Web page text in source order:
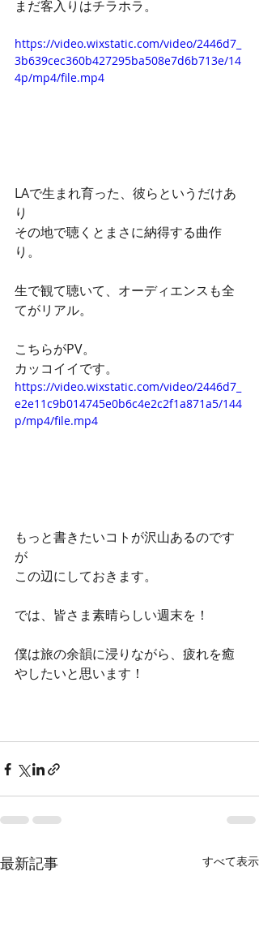
まだ客入りはチラホラ。
https://video.wixstatic.com/video/2446d7_
3b639cec360b427295ba508e7d6b713e/14
4p/mp4/file.mp4
LAで生まれ育った、彼らというだけあ
り
その地で聴くとまさに納得する曲作
り。
生で観て聴いて、オーディエンスも全
てがリアル。
こちらがPV。
カッコイイです。
https://video.wixstatic.com/video/2446d7_
e2e11c9b014745e0b6c4e2c2f1a871a5/144
p/mp4/file.mp4
もっと書きたいコトが沢山あるのです
が
この辺にしておきます。
では、皆さま素晴らしい週末を！
僕は旅の余韻に浸りながら、疲れを癒
やしたいと思います！
最新記事 すべて表示